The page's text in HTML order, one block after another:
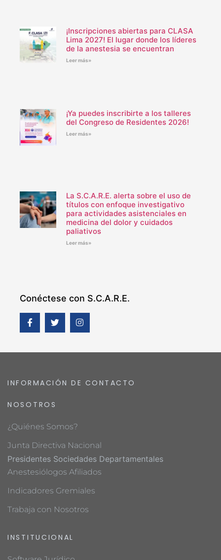
¡Inscripciones abiertas para CLASA
Lima 2027! El lugar donde los líderes
de la anestesia se encuentran
Leer más»
¡Ya puedes inscribirte a los talleres
del Congreso de Residentes 2026!
Leer más»
La S.C.A.R.E. alerta sobre el uso de
títulos con enfoque investigativo
para actividades asistenciales en
medicina del dolor y cuidados
paliativos
Leer más»
Conéctese con S.C.A.R.E.
INFORMACIÓN DE CONTACTO
NOSOTROS
¿Quiénes Somos?
Junta Directiva Nacional
Presidentes Sociedades Departamentales
Anestesiólogos Afiliados
Indicadores Gremiales
Trabaja con Nosotros
INSTITUCIONAL